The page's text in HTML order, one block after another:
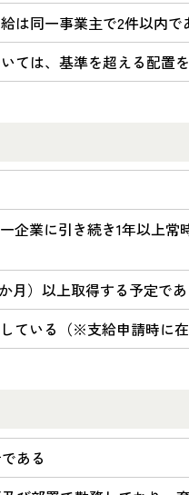
は同一事業主で2件以内で
ては、基準を超える配置
企業に引き続き1年以上
月）以上取得する予定であ
ている（※支給申請時に在
ある